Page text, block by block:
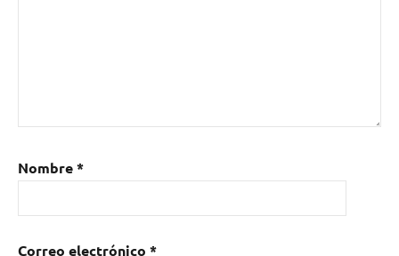
Nombre*
Correo electrónico *